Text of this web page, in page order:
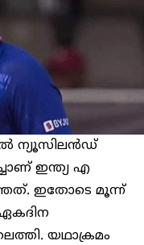
ന്യൂസിലൻഡ്
ഇന്ത്യ എ
ഇതോടെ മൂന്ന്
യഥാക്രമം